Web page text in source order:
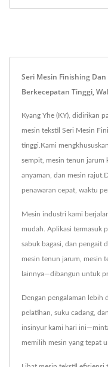
Seri Mesin Finishing
Berkecepatan Tinggi,
Kyang Yhe (KY), didirikan
mesin tekstil Seri Mesin
tinggi.Kami
sempit, mesin tenun jarum
anyaman, dan mesin
penawaran cepat, waktu
Mesin industri kami
mudah. Aplikasi termasuk
sabuk bagasi, dan pengait
mesin tenun jarum, mesin
lainnya—dibangun untuk
Dengan pengalaman lebih
pelatihan, suku cadang,
insinyur kami hari
memilih mesin yang tepat